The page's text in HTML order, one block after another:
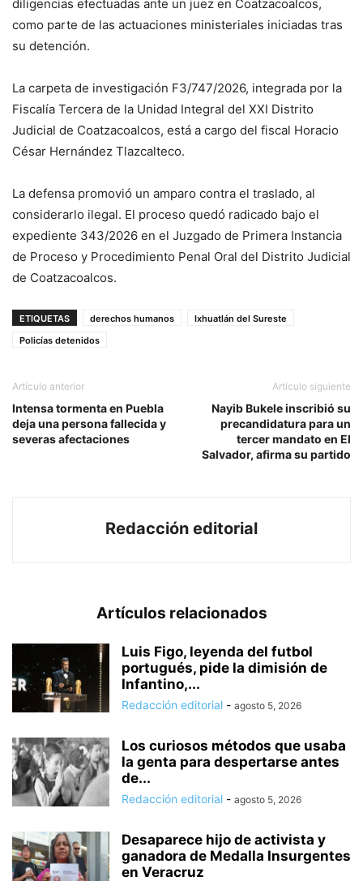
diligencias efectuadas ante un juez en Coatzacoalcos,
como parte de las actuaciones ministeriales iniciadas tras
su detención.
La carpeta de investigación F3/747/2026, integrada por la
Fiscalía Tercera de la Unidad Integral del XXI Distrito
Judicial de Coatzacoalcos, está a cargo del fiscal Horacio
César Hernández Tlazcalteco.
La defensa promovió un amparo contra el traslado, al
considerarlo ilegal. El proceso quedó radicado bajo el
expediente 343/2026 en el Juzgado de Primera Instancia
de Proceso y Procedimiento Penal Oral del Distrito Judicial
de Coatzacoalcos.
ETIQUETAS derechos humanos
Ixhuatlán del Sureste
Policías detenidos
Artículo anterior
Intensa tormenta en Puebla
deja una persona fallecida y
severas afectaciones
Artículo siguiente
Nayib Bukele inscribió su
precandidatura para un
tercer mandato en El
Salvador, afirma su partido
Redacción editorial
Artículos relacionados
Luis Figo, leyenda del futbol
portugués, pide la dimisión de
Infantino,...
Redacción editorial - agosto 5, 2026
Los curiosos métodos que usaba
la genta para despertarse antes
de...
Redacción editorial - agosto 5, 2026
Desaparece hijo de activista y
ganadora de Medalla Insurgentes
en Veracruz